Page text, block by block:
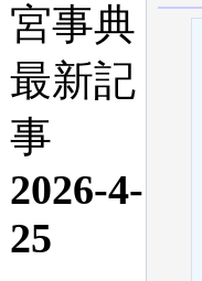
宮事典
最新記
事
2026-4-
25